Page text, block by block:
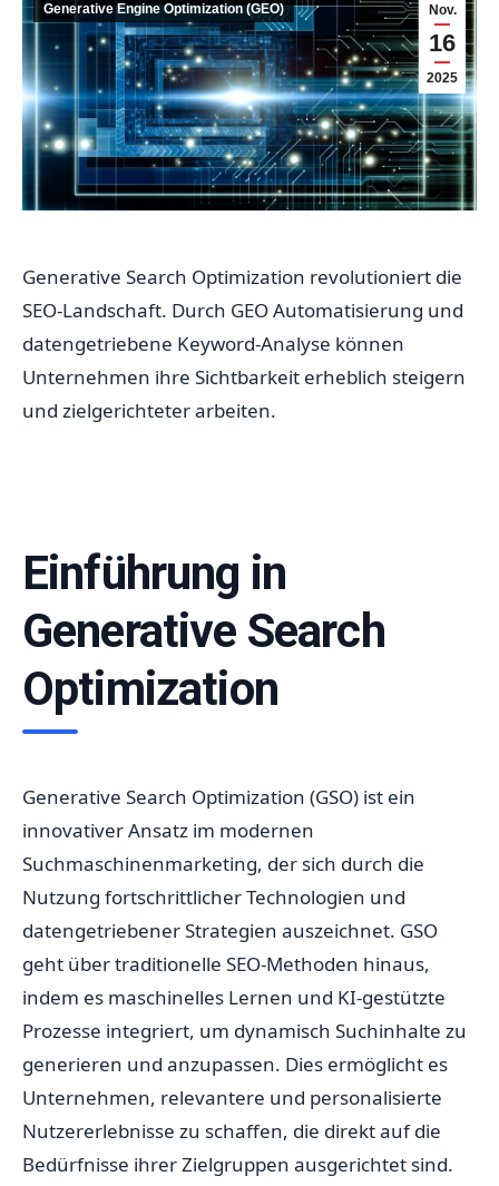
Nov.
16
2025
Generative Engine Optimization (GEO)
Generative Search Optimization revolutioniert die
SEO-Landschaft. Durch GEO Automatisierung und
datengetriebene Keyword-Analyse können
Unternehmen ihre Sichtbarkeit erheblich steigern
und zielgerichteter arbeiten.
Einführung in
Generative Search
Optimization
Generative Search Optimization (GSO) ist ein
innovativer Ansatz im modernen
Suchmaschinenmarketing, der sich durch die
Nutzung fortschrittlicher Technologien und
datengetriebener Strategien auszeichnet. GSO
geht über traditionelle SEO-Methoden hinaus,
indem es maschinelles Lernen und KI-gestützte
Prozesse integriert, um dynamisch Suchinhalte zu
generieren und anzupassen. Dies ermöglicht es
Unternehmen, relevantere und personalisierte
Nutzererlebnisse zu schaffen, die direkt auf die
Bedürfnisse ihrer Zielgruppen ausgerichtet sind.